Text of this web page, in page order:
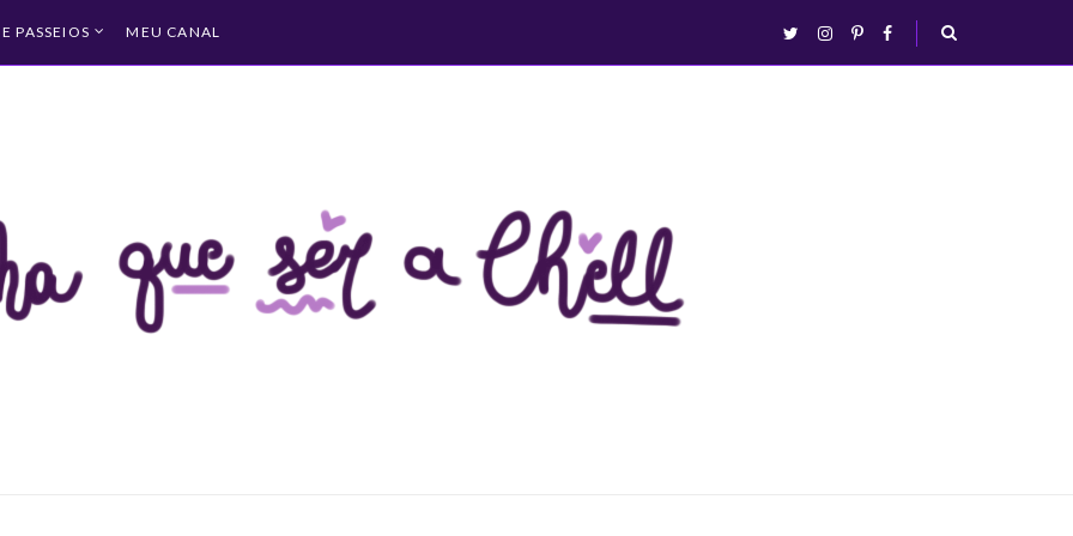
PASSEIOS MEU CANAL twitterinstagram
pinterestfacebook
busca